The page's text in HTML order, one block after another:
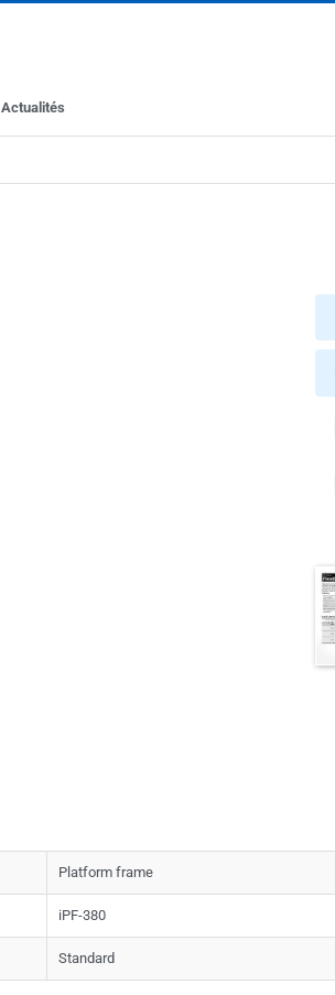
Actualités
Platform frame
iPF-380
Standard